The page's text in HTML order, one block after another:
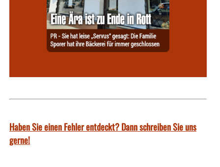
Haben Sie einen Fehler entdeckt? Dann schreiben Sie uns
gerne!